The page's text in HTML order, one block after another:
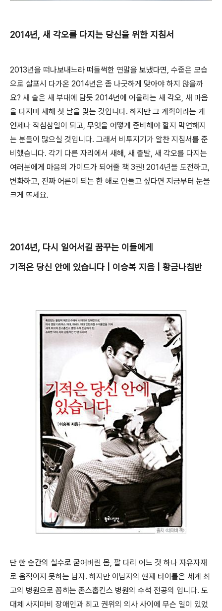
2014년, 새 각오를 다지는 당신을 위한 지침서
2013년을 떠나보내느라 떠들썩한 연말을 보냈다면, 수줍은 모습
으로 살포시 다가온 2014년은 좀 나긋하게 맞아야 하지 않을까
요? 새 술은 새 부대에 담듯 2014년에 어울리는 새 각오, 새 마음
을 다지며 새해 첫 날을 맞는 것입니다. 하지만 그 계획이라는 게
언제나 작심삼일이 되고, 무엇을 어떻게 준비해야 할지 막연해지
는 분들이 많으실 것입니다. 그래서 비투지기가 알찬 지침서를 준
비했습니다. 각기 다른 자리에서 새해, 새 출발, 새 각오를 다지는
여러분에게 마음의 가이드가 되어줄 책 3권! 2014년을 도전하고,
변화하고, 진짜 어른이 되는 한 해로 만들고 싶다면 지금부터 눈을
크게 뜨세요.
2014년, 다시 일어서길 꿈꾸는 이들에게
기적은 당신 안에 있습니다 | 이승복 지음 | 황금나침반
단 한 순간의 실수로 굳어버린 몸, 팔 다리 어느 것 하나 자유자재
로 움직이지 못하는 남자. 하지만 이남자의 현재 타이틀은 세계 최
고의 병원으로 꼽히는 존스홉킨스 병원의 수석 전공의 입니다. 도
대체 사지마비 장애인과 최고 권위의 의사 사이에 무슨 일이 있었